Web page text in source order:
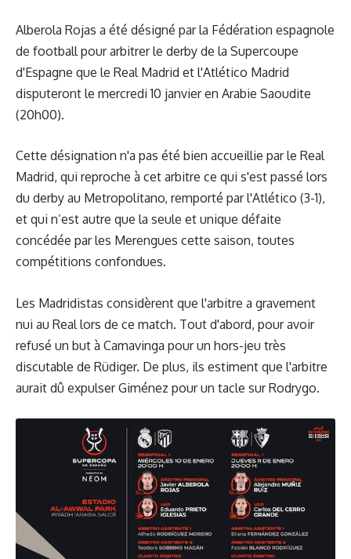
Alberola Rojas a été désigné par la Fédération espagnole
de football pour arbitrer le derby de la Supercoupe
d'Espagne que le Real Madrid et l'Atlético Madrid
disputeront le mercredi 10 janvier en Arabie Saoudite
(20h00).
Cette désignation n'a pas été bien accueillie par le Real
Madrid, qui reproche à cet arbitre ce qui s'est passé lors
du derby au Metropolitano, remporté par l'Atlético (3-1),
et qui n’est autre que la seule et unique défaite
concédée par les Merengues cette saison, toutes
compétitions confondues.
Les Madridistas considèrent que l'arbitre a gravement
nui au Real lors de ce match. Tout d'abord, pour avoir
refusé un but à Camavinga pour un hors-jeu très
discutable de Rüdiger. De plus, ils estiment que l'arbitre
aurait dû expulser Giménez pour un tacle sur Rodrygo.